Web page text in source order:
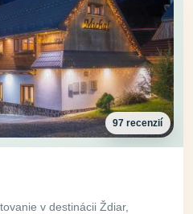
97 recenzií
v destinácii Ždiar,